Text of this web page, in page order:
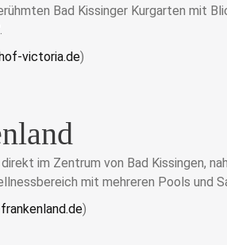
Bad Kissinger Kurgarten mit
victoria.de)
im Zentrum von Bad Kissingen,
mit mehreren Pools und
)